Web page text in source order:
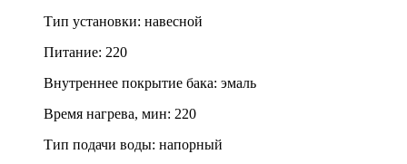
Тип установки: навесной
Питание: 220
Внутреннее покрытие бака: эмаль
Время нагрева, мин: 220
Тип подачи воды: напорный